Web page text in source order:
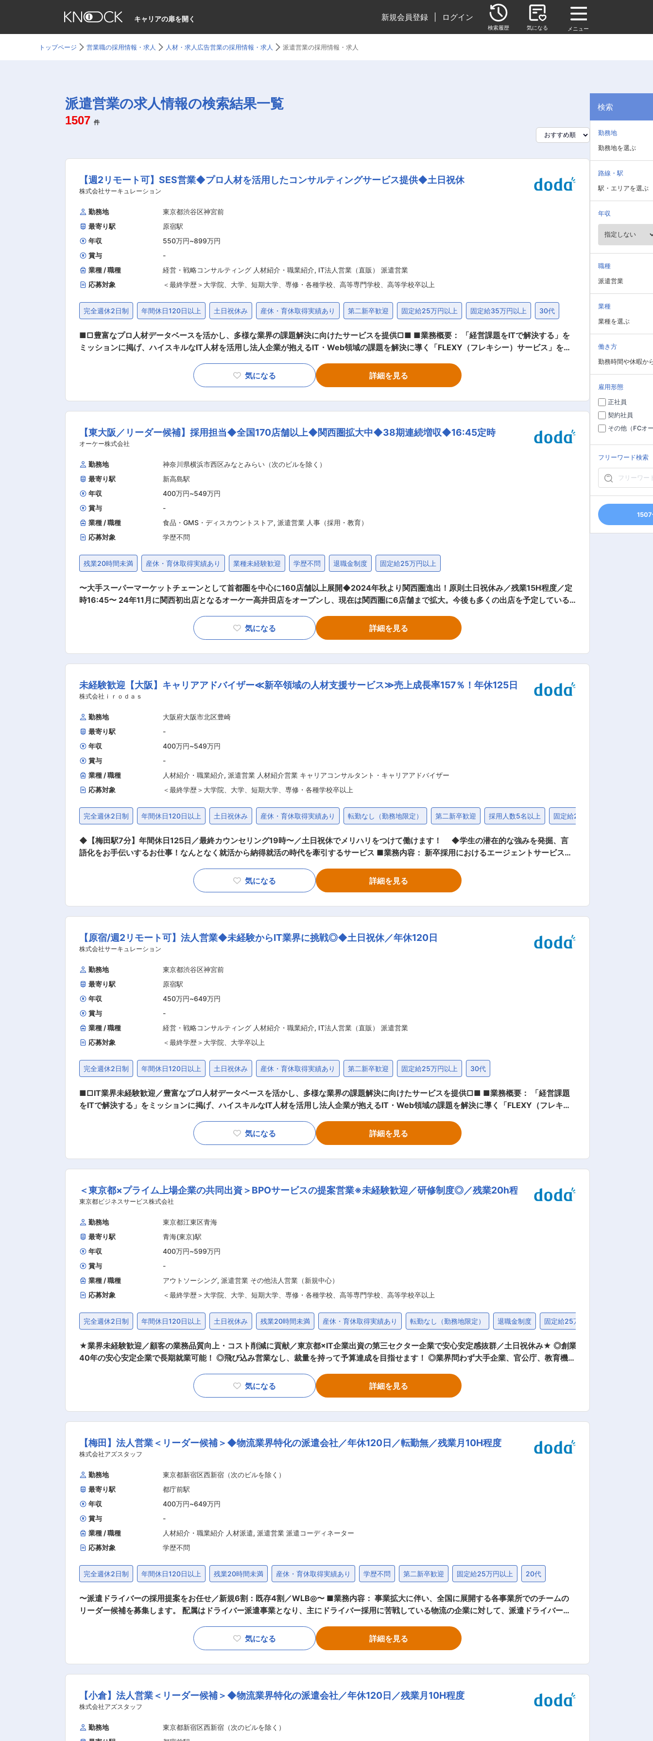
キャリアの扉を開く 新規会員登録 ログイン
検索履歴 気になる メニュー
トップページ 営業職の採用情報・求人 人材・求人広告営業の採用情報・求人 派遣営業の採用情報・求人
派遣営業の求人情報の検索結果一覧
1507 件
【週2リモート可】SES営業◆プロ人材を活用したコンサルティングサービス提供◆土日祝休
株式会社サーキュレーション
勤務地
東京都渋谷区神宮前
最寄り駅
原宿駅
年収
550万円~899万円
賞与
-
業種 / 職種
経営・戦略コンサルティング 人材紹介・職業紹介, IT法人営業（直販） 派遣営業
応募対象
＜最終学歴＞大学院、大学、短期大学、専修・各種学校、高等専門学校、高等学校卒以上
完全週休2日制 年間休日120日以上 土日祝休み 産休・育休取得実績あり 第二新卒歓迎 固定給25万円以上 固定給35万円以上 30代
■□豊富なプロ人材データベースを活かし、多様な業界の課題解決に向けたサービスを提供□■ ■業務概要： 「経営課題をITで解決する」を
ミッションに掲げ、ハイスキルなIT人材を活用し法人企業が抱えるIT・Web領域の課題を解決に導く「FLEXY（フレキシー）サービス」を展
内容： ・商談：SIer企業が抱えるIT課題やどんな人材を求めているかヒアリングを実施 ・IT人材のマッチング：当社のデータベースの中から
課題解決できる経験・スキルを持ったエンジニアを企業へ提案 ・提案後フォロー／更なるニーズの発掘：企業とエンジニアの両面と連携を取
ニアやデザイナー）を活用したコンサルティングサービスを提供していくのがFLEXYです。一方、優秀なエンジニアやクリエイターに対して
は、働く時間や場所の制約を受けず、自らのスキル・経験を活かしたフレキシブルな働き方の実現を提供しています。 ■組織について： FLEX
卒・中途問わず活躍しておりメンバーは20代~30代の若手が多く在籍しています。社員同士の距離は近く、入社後はブラザー・シスター制度
気になる 詳細を見る
【東大阪／リーダー候補】採用担当◆全国170店舗以上◆関西圏拡大中◆38期連続増収◆16:45定時
オーケー株式会社
勤務地
神奈川県横浜市西区みなとみらい（次のビルを除く）
最寄り駅
新高島駅
年収
400万円~549万円
賞与
-
業種 / 職種
食品・GMS・ディスカウントストア, 派遣営業 人事（採用・教育）
応募対象
学歴不問
残業20時間未満 産休・育休取得実績あり 業種未経験歓迎 学歴不問 退職金制度 固定給25万円以上
〜大手スーパーマーケットチェーンとして首都圏を中心に160店舗以上展開◆2024年秋より関西圏進出！原則土日祝休み／残業15H程度／定
時16:45〜 24年11月に関西初出店となるオーケー高井田店をオープンし、現在は関西圏に6店舗まで拡大。今後も多くの出店を予定している
新卒様々な領域が経験できるため採用のエキスパートとしてゼネラリストに活躍ができます。 ■業務詳細： ・応募者対応（面接設定、面接案
内、面接、採用通知、入社書類の作成・郵送手配等） ・社内各部署や社外取引先との折衝業務 ・ハローワーク、学校、各種センターへの訪問
業魅力： （1）顧客に寄り添った高品質・低価格の提供：オーケーは『Everyday Low Price』を掲げ、競合店対抗値下げや正直な商品情報提
供などを通じて、地域一番の安値を目指しています。お客様に高品質で低価格な商品を提供し、信頼を築いています。 （2）安定した黒字経営
した成長を続けています。従業員にとっても、安心して働ける環境が整っています。 （3）スピード感ある店舗展開と将来性：オーケーは年
間で十数店舗の新規出店を行い、スピード感ある店舗展開を進めています。2024年11月には東大阪に高井田店を出店し、関西進出にも乗り出
気になる 詳細を見る
未経験歓迎【大阪】キャリアアドバイザー≪新卒領域の人材支援サービス≫売上成長率157％！年休125日
株式会社ｉｒｏｄａｓ
勤務地
大阪府大阪市北区豊崎
最寄り駅
-
年収
400万円~549万円
賞与
-
業種 / 職種
人材紹介・職業紹介, 派遣営業 人材紹介営業 キャリアコンサルタント・キャリアアドバイザー
応募対象
＜最終学歴＞大学院、大学、短期大学、専修・各種学校卒以上
完全週休2日制 年間休日120日以上 土日祝休み 産休・育休取得実績あり 転勤なし（勤務地限定） 第二新卒歓迎 採用人数5名以上 固定給25万円以上
◆【梅田駅7分】年間休日125日／最終カウンセリング19時〜／土日祝休でメリハリをつけて働けます！ ◆学生の潜在的な強みを発掘、言
語化をお手伝いするお仕事！なんとなく就活から納得就活の時代を牽引するサービス ■業務内容： 新卒採用におけるエージェントサービスを
をお任せします。 ＜具体的には…＞ ・求職者との面談 └就活状況・自己分析・就活生の人生やキャリアの深掘り・適性の把握 ・企業の求人
紹介 ・面接対策サポート ・就職後のフォロー など ★初回面談では、学生の小学校〜現在までの経験を深堀し、大切にしている価値観や、自
しています。 （1）入社後〜2週間程度： 会社・事業に関する座学／ロープレ（上長との1on1をしながら進行）で基礎を学ぶ （2）3週目〜：
OJT開始、実際の面談を実施しつつ、実践的に学ぶ └面談内での求職者理解や企業へのアプローチの質、接点数をメンター・上長とともにチ
即した行動プロセス）を上長との面談にて振り返ります。昇格・現状維持に関わらず、「課題や目標をクリアにした状態で日々の業務に取り
組んでいただける状態」を目指し、自身の成長を感じられる評価を行っています。 ■将来的なキャリアアップ事例 入社後最短１年ほどで２〜
３名のマネジメント（＝エルダー）をお任せしています。その後リーダー→マネージャーと早期キャリアアップを目指せる環境です。 変更の
範囲：会社の定める業務
気になる 詳細を見る
【原宿/週2リモート可】法人営業◆未経験からIT業界に挑戦◎◆土日祝休／年休120日
株式会社サーキュレーション
勤務地
東京都渋谷区神宮前
最寄り駅
原宿駅
年収
450万円~649万円
賞与
-
業種 / 職種
経営・戦略コンサルティング 人材紹介・職業紹介, IT法人営業（直販） 派遣営業
応募対象
＜最終学歴＞大学院、大学卒以上
完全週休2日制 年間休日120日以上 土日祝休み 産休・育休取得実績あり 第二新卒歓迎 固定給25万円以上 30代
■□IT業界未経験歓迎／豊富なプロ人材データベースを活かし、多様な業界の課題解決に向けたサービスを提供□■ ■業務概要： 「経営課題
をITで解決する」をミッションに掲げ、ハイスキルなIT人材を活用し法人企業が抱えるIT・Web領域の課題を解決に導く「FLEXY（フレキシ
当社のデータベースの中から課題解決できる経験・スキルを持ったエンジニアを企業へ提案します。 ・提案後フォロー／更なるニーズの発
いるIT／Web領域のハイスキル人材（CTO/責任者クラスのエンジニアやデザイナー）を活用したコンサルティングサービスを提供していくの
がFLEXYです。 一方、優秀なエンジニアやクリエイターに対しては、働く時間や場所の制約を受けず、自らのスキル・経験を活かしたフレキ
ーダー11名、メンバー51名、アシスタント5名で構成しています。新卒・中途問わず活躍しておりメンバーは20代~30代の若手が多く在籍し
ています。社員同士の距離は近く、入社後はブラザー・シスター制度により先輩社員とタックを組み業務について気軽に相談できる環境を整
えています。 変更の範囲：会社の定める業務
気になる 詳細を見る
＜東京都×プライム上場企業の共同出資＞BPOサービスの提案営業※未経験歓迎／研修制度◎／残業20h程
東京都ビジネスサービス株式会社
勤務地
東京都江東区青海
最寄り駅
青海(東京)駅
年収
400万円~599万円
賞与
-
業種 / 職種
アウトソーシング, 派遣営業 その他法人営業（新規中心）
応募対象
＜最終学歴＞大学院、大学、短期大学、専修・各種学校、高等専門学校、高等学校卒以上
完全週休2日制 年間休日120日以上 土日祝休み 残業20時間未満 産休・育休取得実績あり 転勤なし（勤務地限定） 退職金制度 固定給25万円以上
★業界未経験歓迎／顧客の業務品質向上・コスト削減に貢献／東京都×IT企業出資の第三セクター企業で安心安定感抜群／土日祝休み★ ◎創業
40年の安心安定企業で長期就業可能！ ◎飛び込み営業なし、裁量を持って予算達成を目指せます！ ◎業界問わず大手企業、官公庁、教育機関
案営業として活躍いただきます。 ▼営業活動 ・首都圏近郊の大手企業、上場企業や官公庁を担当（20社ほど） ・業界問わず、幅広い企業様
を担当（IT企業とのお取引きが増加中） ・新規2割／既存8割 ・インサイドセールス ▼提案サービス 封入・発送、キャンペーン事務局、スキ
「人の力」で企業や社会を支えることができる業務です。BPO営業だからこそできる「課題解決と提案の幅の広さ」を実感することができま
す。 当社の40年続くサービスとなっており、自社の売り上げを支える活動にも従事することが可能です。 ■組織構成： ・20代 1名 ・30代 2
ので、リモートの頻度は個人と担当企業の状況に委ねられています。リモート／出社の切替も柔軟に対応可能です。 ■キャリアパス： 半年に
1度上長との面談を実施し今後のキャリアについて相談を行うことが出来ます。 弊社のキャリアパス制度では、役職者に立候補することが可能
気になる 詳細を見る
【梅田】法人営業＜リーダー候補＞◆物流業界特化の派遣会社／年休120日／転勤無／残業月10H程度
株式会社アズスタッフ
勤務地
東京都新宿区西新宿（次のビルを除く）
最寄り駅
都庁前駅
年収
400万円~649万円
賞与
-
業種 / 職種
人材紹介・職業紹介 人材派遣, 派遣営業 派遣コーディネーター
応募対象
学歴不問
完全週休2日制 年間休日120日以上 残業20時間未満 産休・育休取得実績あり 学歴不問 第二新卒歓迎 固定給25万円以上 20代
〜派遣ドライバーの採用提案をお任せ／新規6割：既存4割／WLB◎〜 ■業務内容： 事業拡大に伴い、全国に展開する各事業所でのチームの
リーダー候補を募集します。 配属はドライバー派遣事業となり、主にドライバー採用に苦戦している物流の企業に対して、派遣ドライバーの
ォロー ・クライアント企業との折衝、派遣社員への報告業務 ・派遣社員の面接同席 ・派遣先の社員フォロー など ■営業のスタイル： 新規6
割、既存4割ほど ・新規は電話でアポイントを取得し、営業にいくことが多いです。 ・お客様との商談は、オンラインと訪問が半々です。 ■
トップクラスのシェアを保有 ◎1回の昇給査定で給与4〜5万円UPも可能 ■就業環境： 年間休日120日、残業は全社平均10時間程度/月と少な
めなので、仕事とプライベートの両立が叶います。 ＜残業時間が少ない理由＞ RPAや業務改善につながるツールを導入して、時間効率が高く
■事業展開： 設立時「10年で売上100億円」という目標を掲げておりました。戦略的なエリア展開の成功や人材にも恵まれ、2年前倒しの8期
気になる 詳細を見る
【小倉】法人営業＜リーダー候補＞◆物流業界特化の派遣会社／年休120日／残業月10H程度
株式会社アズスタッフ
勤務地
東京都新宿区西新宿（次のビルを除く）
検索
勤務地
勤務地を選ぶ
路線・駅
駅・エリアを選ぶ
年収
職種
派遣営業
業種
業種を選ぶ
働き方
勤務時間や休暇か
雇用形態
正社員
契約社員
その他（FCオ
フリーワード検索
1507